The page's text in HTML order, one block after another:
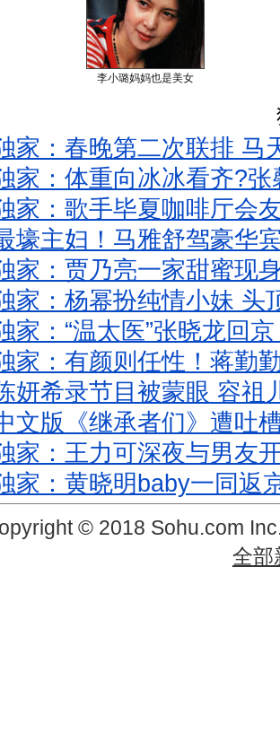
李小璐妈妈也是美女
家：春晚第二次联排 马
家：体重向冰冰看齐?
家：歌手毕夏咖啡厅会
壕主妇！马雅舒驾豪华
家：贾乃亮一家甜蜜现
家：杨幂扮纯情小妹 头
家：“温太医”张晓龙回
家：有颜则任性！蒋勤
妍希录节目被蒙眼 容祖
文版《继承者们》遭吐
家：王力可深夜与男友
家：黄晓明baby一同返
© 2018 Sohu.com
全部